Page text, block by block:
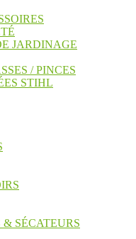
JARDINAGE
/ PINCES
STIHL
SÉCATEURS